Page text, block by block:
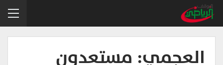
العجمي: مستعدون